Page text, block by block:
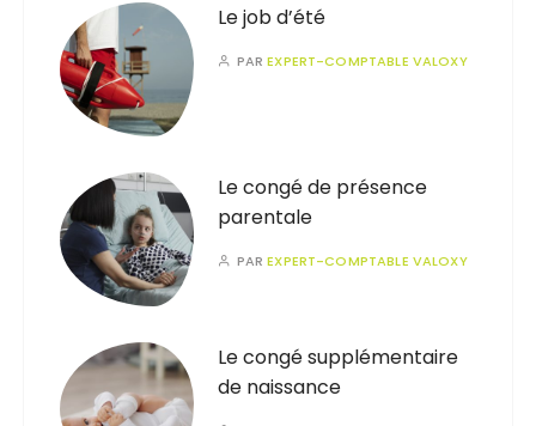
Le job d’été
PAREXPERT-COMPTABLE VALOXY
Le congé de présence
parentale
PAREXPERT-COMPTABLE VALOXY
Le congé supplémentaire
de naissance